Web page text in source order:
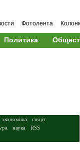
Фотолента
Политика
экономика
спорт
наука
RSS